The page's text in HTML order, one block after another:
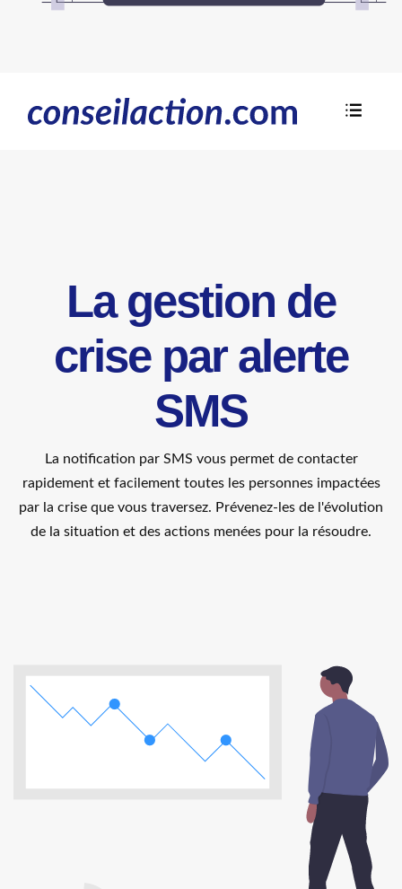
La gestion de
crise par alerte
SMS
La notification par SMS vous permet de contacter
rapidement et facilement toutes les personnes impactées
par la crise que vous traversez. Prévenez-les de l'évolution
de la situation et des actions menées pour la résoudre.